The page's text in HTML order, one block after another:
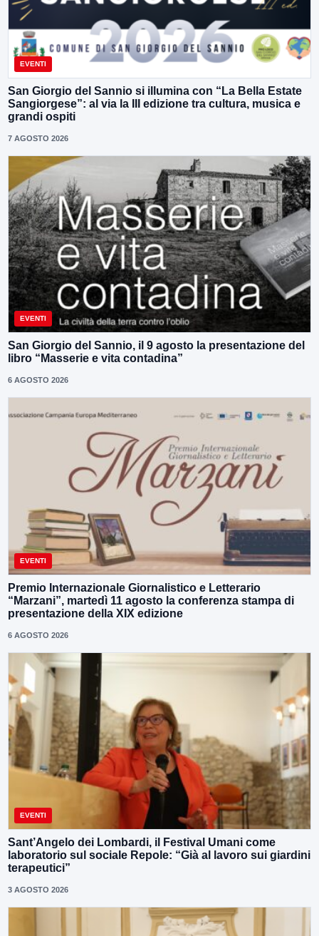
EVENTI
San Giorgio del Sannio si illumina con “La Bella Estate
Sangiorgese”: al via la III edizione tra cultura, musica e
grandi ospiti
7 AGOSTO 2026
EVENTI
San Giorgio del Sannio, il 9 agosto la presentazione del
libro “Masserie e vita contadina”
6 AGOSTO 2026
EVENTI
Premio Internazionale Giornalistico e Letterario
“Marzani”, martedì 11 agosto la conferenza stampa di
presentazione della XIX edizione
6 AGOSTO 2026
EVENTI
Sant’Angelo dei Lombardi, il Festival Umani come
laboratorio sul sociale Repole: “Già al lavoro sui giardini
terapeutici”
3 AGOSTO 2026